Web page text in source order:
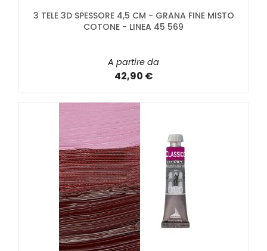
3 TELE 3D SPESSORE 4,5 CM - GRANA FINE MISTO
COTONE - LINEA 45 569
A partire da
42,90 €